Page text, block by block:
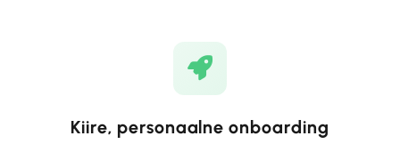
Kiire, personaalne onboarding